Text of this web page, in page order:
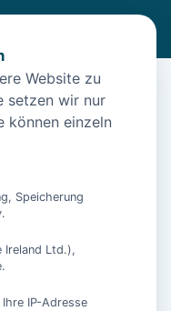
nicht
Website zu
setzen wir nur
können einzeln
Speicherung
Ireland Ltd.),
IP-Adresse